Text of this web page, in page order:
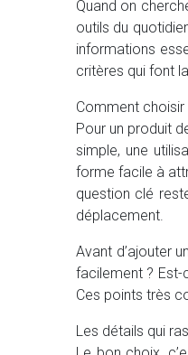
Quand on
outils du
informations
critères qui font
Comment
Pour un produit
simple, une
forme facile à
question clé
déplacement.
Avant d’ajouter
facilement ? Est-
Ces points très
Les détails qui